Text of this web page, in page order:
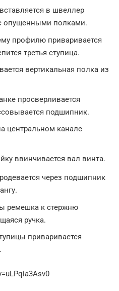
в швеллер
опущенными полками.
профилю приваривается
третья ступица.
вертикальная полка из
просверливается
подшипник.
центральном канале
ввинчивается вал винта.
через подшипник
ремешка к стержню
ручка.
приваривается